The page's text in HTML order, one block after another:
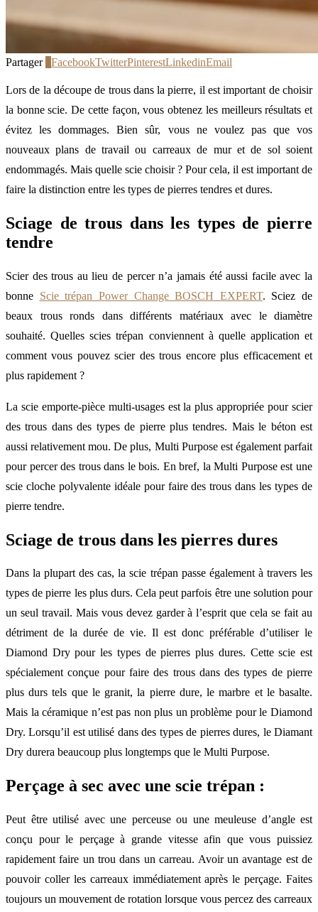
Partager FacebookTwitterPinterestLinkedinEmail
Lors de la découpe de trous dans la pierre, il est important de choisir
la bonne scie. De cette façon, vous obtenez les meilleurs résultats et
évitez les dommages. Bien sûr, vous ne voulez pas que vos
nouveaux plans de travail ou carreaux de mur et de sol soient
endommagés. Mais quelle scie choisir ? Pour cela, il est important de
faire la distinction entre les types de pierres tendres et dures.
Sciage de trous dans les types de pierre
tendre
Scier des trous au lieu de percer n’a jamais été aussi facile avec la
bonne Scie trépan Power Change BOSCH EXPERT. Sciez de
beaux trous ronds dans différents matériaux avec le diamètre
souhaité. Quelles scies trépan conviennent à quelle application et
comment vous pouvez scier des trous encore plus efficacement et
plus rapidement ?
La scie emporte-pièce multi-usages est la plus appropriée pour scier
des trous dans des types de pierre plus tendres. Mais le béton est
aussi relativement mou. De plus, Multi Purpose est également parfait
pour percer des trous dans le bois. En bref, la Multi Purpose est une
scie cloche polyvalente idéale pour faire des trous dans les types de
pierre tendre.
Sciage de trous dans les pierres dures
Dans la plupart des cas, la scie trépan passe également à travers les
types de pierre les plus durs. Cela peut parfois être une solution pour
un seul travail. Mais vous devez garder à l’esprit que cela se fait au
détriment de la durée de vie. Il est donc préférable d’utiliser le
Diamond Dry pour les types de pierres plus dures. Cette scie est
spécialement conçue pour faire des trous dans des types de pierre
plus durs tels que le granit, la pierre dure, le marbre et le basalte.
Mais la céramique n’est pas non plus un problème pour le Diamond
Dry. Lorsqu’il est utilisé dans des types de pierres dures, le Diamant
Dry durera beaucoup plus longtemps que le Multi Purpose.
Perçage à sec avec une scie trépan :
Peut être utilisé avec une perceuse ou une meuleuse d’angle est
conçu pour le perçage à grande vitesse afin que vous puissiez
rapidement faire un trou dans un carreau. Avoir un avantage est de
pouvoir coller les carreaux immédiatement après le perçage. Faites
toujours un mouvement de rotation lorsque vous percez des carreaux